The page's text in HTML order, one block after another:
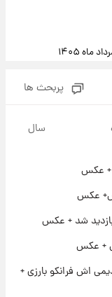
پربحث ها
سال
+ عکس
عکس
+ عکس
اش فرانکو بارزی +